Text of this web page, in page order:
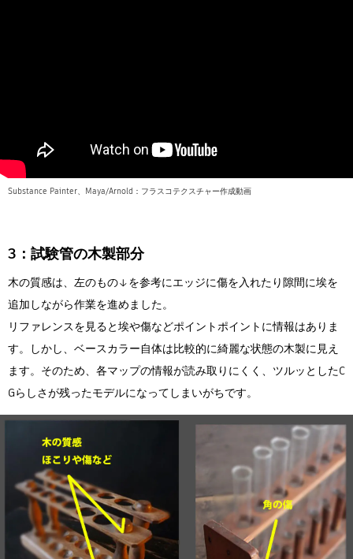
Substance Painter、Maya/Arnold：フラスコテクスチャー作成動画
3：試験管の木製部分
木の質感は、左のもの↓を参考にエッジに傷を入れたり隙間に埃を
追加しながら作業を進めました。
リファレンスを見ると埃や傷などポイントポイントに情報はありま
す。しかし、ベースカラー自体は比較的に綺麗な状態の木製に見え
ます。そのため、各マップの情報が読み取りにくく、ツルッとしたC
Gらしさが残ったモデルになってしまいがちです。